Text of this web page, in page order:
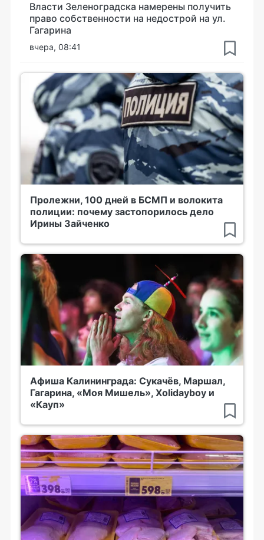
Власти Зеленоградска намерены получить
право собственности на недострой на ул.
Гагарина
вчера, 08:41
Пролежни, 100 дней в БСМП и волокита
полиции: почему застопорилось дело
Ирины Зайченко
Афиша Калининграда: Сукачёв, Маршал,
Гагарина, «Моя Мишель», Xolidayboy и
«Кауп»